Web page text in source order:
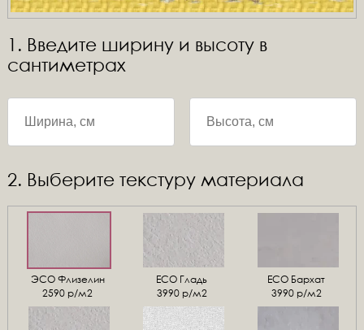
1. Введите ширину и высоту в
сантиметрах
2. Выберите текстуру материала
ЭСО Флизелин
2590 р/м2
ЕСО Гладь
3990 р/м2
ECO Бархат
3990 р/м2